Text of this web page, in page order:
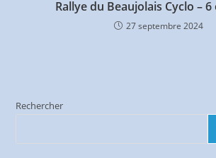
Rallye du Beaujolais Cyclo – 6
27 septembre 2024
Rechercher